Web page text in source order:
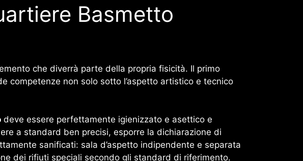
Basmetto
che diverrà parte della propria fisicità. Il primo
competenze non solo sotto l’aspetto artistico e tecnico
deve essere perfettamente igienizzato e asettico e
a standard ben precisi, esporre la dichiarazione di
sanificati: sala d’aspetto indipendente e separata
dei rifiuti speciali secondo gli standard di riferimento.